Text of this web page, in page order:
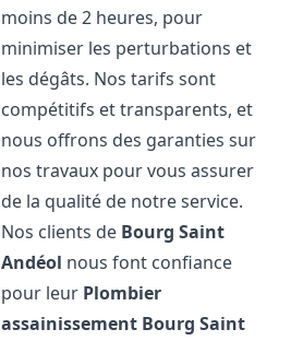
moins de 2 heures, pour
minimiser les perturbations et
les dégâts. Nos tarifs sont
compétitifs et transparents, et
nous offrons des garanties sur
nos travaux pour vous assurer
de la qualité de notre service.
Nos clients de Bourg Saint
Andéol nous font confiance
pour leur Plombier
assainissement Bourg Saint